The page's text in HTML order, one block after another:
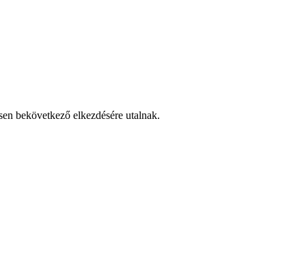
bekövetkező elkezdésére utalnak.